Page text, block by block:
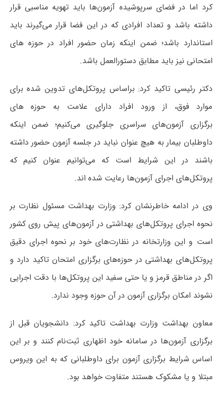
کرد اما در فضای سرپوشیده آزمون‌ها باید تهویه مناسبی قرار
داشته باشد و تعداد افرادی که در این فضا قرار می‌گیرند باید
استاندارد باشد؛ ضمن اینکه زمان حضور افراد در حوزه های
امتحانی نیز باید مطابق دستورالعمل باشد.
دکتر رئیسی تاکید کرد: براساس پروتکل‌های تدوین شده برای
موارد فوق، از ورود افراد دارای علامت به حوزه های
برگزاری آزمون‌های سراسری جلوگیری می‌کنیم؛ ضمن اینکه
داوطلبان بیمار به هیچ عنوان نباید در جلسه آزمون حضور داشته
باشند در این شرایط است که می‌توانیم عنوان کنیم که
پروتکل‌های اجرای آزمون‌ها رعایت شده اند.
وی در ادامه خاطرنشان کرد: وزارت بهداشت مسئول نظارت بر
نحوه اجرای پروتکل‌های بهداشتی در آزمون‌های پیش روی کشور
است و این وزارتخانه در نظارت‌های خود بر نحوه اجرای دقیق
پروتکل‌های بهداشتی در حوزه‌های برگزاری امتحان تاکید دارد و
اگر در مناطق قرمز و یا حتی سفید این پروتکل‌ها با دقت اجرایی
نشوند امکان برگزاری آزمون در آن حوزه وجود ندارد.
معاون بهداشت وزارت بهداشت تاکید کرد: دانشجویان قبل از
برگزاری آزمون‌ها در سامانه خود اظهاری ثبت‌نام کنند و بر این
اساس شرایط برگزاری آزمون برای داوطلبانی که به این ویروس
مبتلا و یا مشکوک هستند متفاوت خواهد بود.